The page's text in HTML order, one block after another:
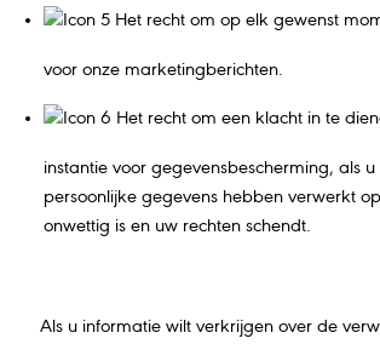
Het recht om op elk gewenst
voor onze marketingberichten.
Het recht om een klacht in te
instantie voor gegevensbescherming, als
persoonlijke gegevens hebben verwerkt
onwettig is en uw rechten schendt.
Als u informatie wilt verkrijgen over de